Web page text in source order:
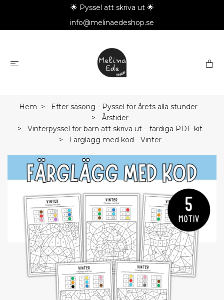
🌟 Pyssel att skriva ut 🌟
info@melinaedeshop.se
Hem
Efter säsong - Pyssel för årets alla stunder
Årstider
Vinterpyssel för barn att skriva ut – färdiga PDF-kit
Färglägg med kod - Vinter